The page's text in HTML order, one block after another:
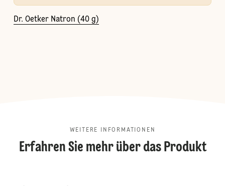
Dr. Oetker Natron (40 g)
WEITERE INFORMATIONEN
Erfahren Sie mehr über das Produkt